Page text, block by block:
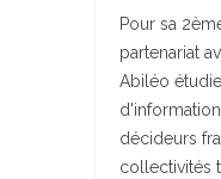
Pour sa
partenariat
Abiléo
décideurs
collectivités